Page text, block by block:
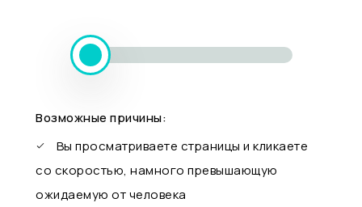
Возможные причины:
Вы просматриваете страницы и кликаете
со скоростью, намного превышающую
ожидаемую от человека